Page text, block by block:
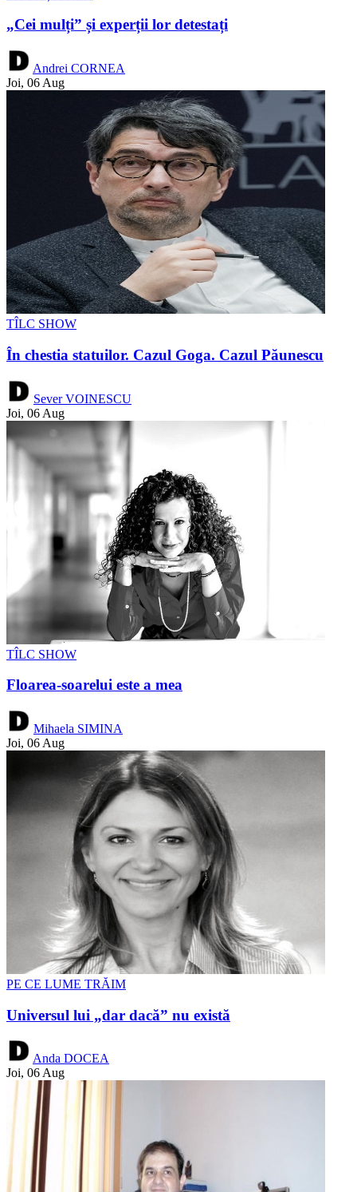
„Cei mulți” și experții lor detestați
Andrei CORNEA
Joi, 06 Aug
TÎLC SHOW
În chestia statuilor. Cazul Goga. Cazul Păunescu
Sever VOINESCU
Joi, 06 Aug
TÎLC SHOW
Floarea-soarelui este a mea
Mihaela SIMINA
Joi, 06 Aug
PE CE LUME TRĂIM
Universul lui „dar dacă” nu există
Anda DOCEA
Joi, 06 Aug